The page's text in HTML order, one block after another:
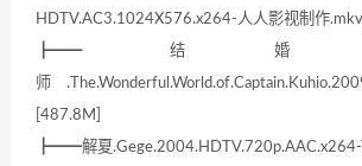
HDTV.AC3.1024X576.x264-人人影视制作
┣━━结婚
师
[487.8M]
┣━━解夏.Gege.2004.HDTV.720p.AAC.x264-